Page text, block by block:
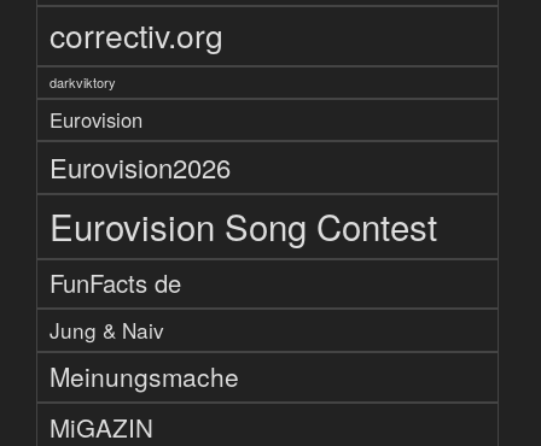
correctiv.org
darkviktory
Eurovision
Eurovision2026
Eurovision Song Contest
FunFacts de
Jung & Naiv
Meinungsmache
MiGAZIN